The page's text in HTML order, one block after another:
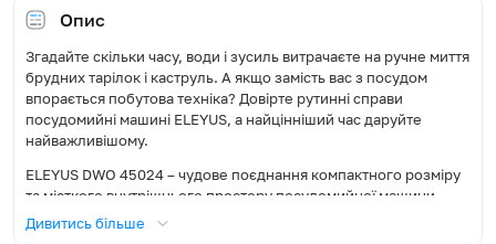
Управління
Дисплей LED-індикація
Використання таблеток «Все
в 1»
Режим половинного
завантаження
Опис
Згадайте скільки часу, води і зусиль витрачаєте на ручне миття
брудних тарілок і каструль. А якщо замість вас з посудом
впорається побутова техніка? Довірте рутинні справи
посудомийні машині ELEYUS, а найцінніший час даруйте
найважливішому.
ELEYUS DWО 45024 – чудове поєднання компактного розміру
та місткого внутрішнього простору посудомийної машини.
Коли ви встановите посудомийку в кухонний гарнітур, а
Дивитись більше